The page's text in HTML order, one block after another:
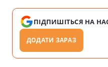
ПІДПИШІТЬСЯ НА НАС
ДОДАТИ ЗАРАЗ